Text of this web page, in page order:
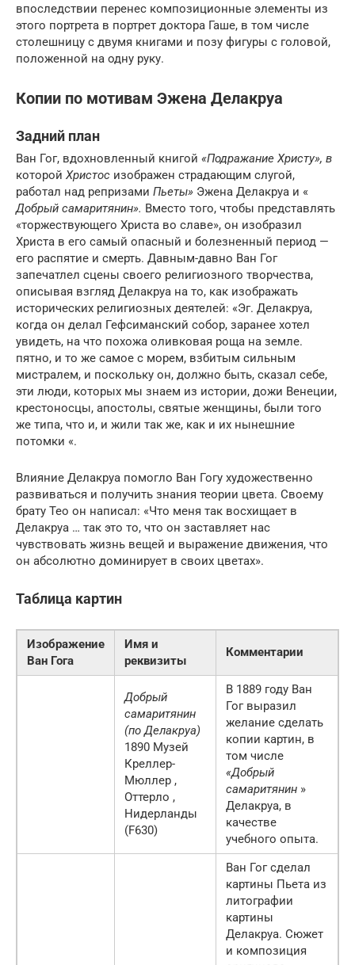
впоследствии перенес композиционные элементы из
этого портрета в портрет доктора Гаше, в том числе
столешницу с двумя книгами и позу фигуры с головой,
положенной на одну руку.
Копии по мотивам Эжена Делакруа
Задний план
Ван Гог, вдохновленный книгой «Подражание Христу», в
которой Христос изображен страдающим слугой,
работал над репризами Пьеты» Эжена Делакруа и «
Добрый самаритянин». Вместо того, чтобы представлять
«торжествующего Христа во славе», он изобразил
Христа в его самый опасный и болезненный период —
его распятие и смерть. Давным-давно Ван Гог
запечатлел сцены своего религиозного творчества,
описывая взгляд Делакруа на то, как изображать
исторических религиозных деятелей: «Эг. Делакруа,
когда он делал Гефсиманский собор, заранее хотел
увидеть, на что похожа оливковая роща на земле.
пятно, и то же самое с морем, взбитым сильным
мистралем, и поскольку он, должно быть, сказал себе,
эти люди, которых мы знаем из истории, дожи Венеции,
крестоносцы, апостолы, святые женщины, были того
же типа, что и, и жили так же, как и их нынешние
потомки «.
Влияние Делакруа помогло Ван Гогу художественно
развиваться и получить знания теории цвета. Своему
брату Тео он написал: «Что меня так восхищает в
Делакруа … так это то, что он заставляет нас
чувствовать жизнь вещей и выражение движения, что
он абсолютно доминирует в своих цветах».
Таблица картин
Изображение
Ван Гога
Имя и
реквизиты
Комментарии
Добрый
самаритянин
(по Делакруа)
1890 Музей
Креллер-
Мюллер ,
Оттерло ,
Нидерланды
(F630)
В 1889 году Ван
Гог выразил
желание сделать
копии картин, в
том числе
«Добрый
самаритянин »
Делакруа, в
качестве
учебного опыта.
Ван Гог сделал
картины Пьета из
литографии
картины
Делакруа. Сюжет
и композиция